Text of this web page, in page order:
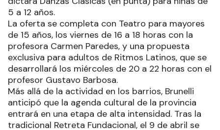
5 a 12 años.
La oferta se completa con Teatro para mayores
de 15 años, los viernes de 16 a 18 horas con la
profesora Carmen Paredes, y una propuesta
exclusiva para adultos de Ritmos Latinos, que se
desarrollará los miércoles de 20 a 22 horas con el
profesor Gustavo Barbosa.
Más allá de la actividad en los barrios, Brunelli
anticipó que la agenda cultural de la provincia
entrará en una etapa de alta intensidad. Tras la
tradicional Retreta Fundacional, el 9 de abril se